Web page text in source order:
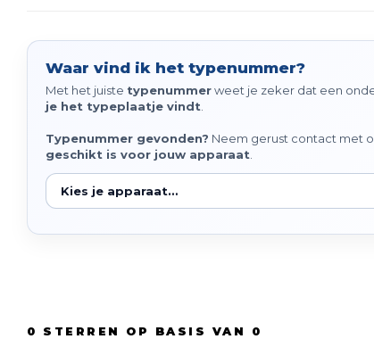
Waar vind ik het typenummer?
Met het juiste typenummerweet je zeker dat een
je het typeplaatje vindt
Typenummer gevonden? Neem gerust contact met
geschikt is voor jouw apparaat
0 STERREN OP BASIS VAN 0